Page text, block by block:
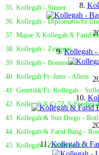
35. Kollegah - Sinner
36. Kollegah - Diplomatische
37. Majoe X Kollegah X Farid
38. Kollegah - Zeitgeist
39. Kollegah - Bossmode
40. Kollegah Ft. Jano - Allein
41. Genetikk Ft. Kollegah - Stille
42. Kollegah X Cr7Z X
43. Kollegah & Sun Diego -
44. Kollegah & Farid Bang -
45. Kollegah - Zuhälteraura
8.
9.Kollegah -
10.
11.Kollegah &